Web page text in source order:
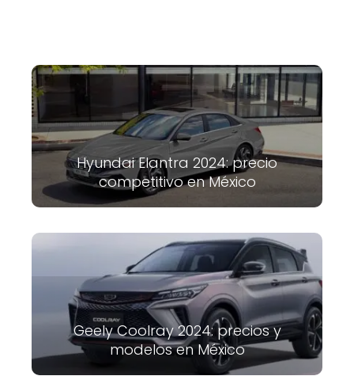
Hyundai Elantra 2024: precio
competitivo en México
Geely Coolray 2024: precios y
modelos en México